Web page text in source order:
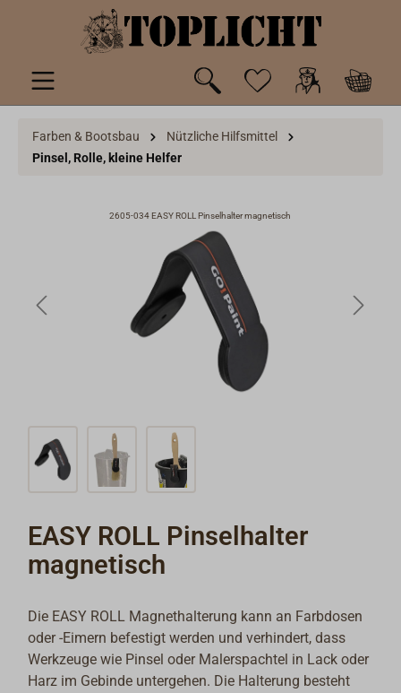
springen
Farben & Bootsbau
Nützliche Hilfsmittel
Pinsel, Rolle, kleine Helfer
2605-034 EASY ROLL Pinselhalter magnetisch
EASY ROLL Pinselhalter
magnetisch
Die EASY ROLL Magnethalterung kann an Farbdosen
oder -Eimern befestigt werden und verhindert, dass
Werkzeuge wie Pinsel oder Malerspachtel in Lack oder
Harz im Gebinde untergehen. Die Halterung besteht